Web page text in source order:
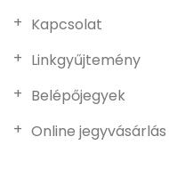
Kapcsolat
Linkgyűjtemény
Belépőjegyek
Online jegyvásárlás